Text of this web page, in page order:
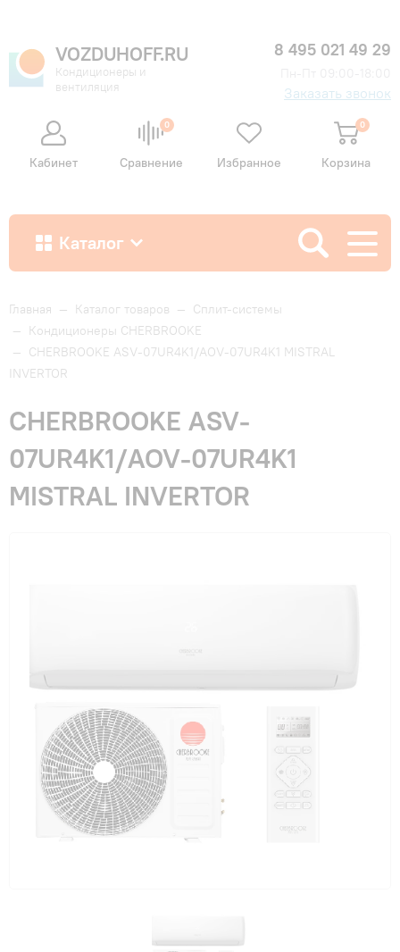
VOZDUHOFF.RU
Кондиционеры и
вентиляция
8 495 021 49 29
Заказать звонок
Кабинет
0
Сравнение Избранное
0
Корзина
Каталог
Как купить
Доставка и оплата
Гарантия и сервис
Монтаж
Главная — Каталог товаров — Сплит-системы
— Кондиционеры CHERBROOKE
— CHERBROOKE ASV-07UR4K1/AOV-07UR4K1 MISTRAL
INVERTOR
CHERBROOKE ASV-
07UR4K1/AOV-07UR4K1
MISTRAL INVERTOR